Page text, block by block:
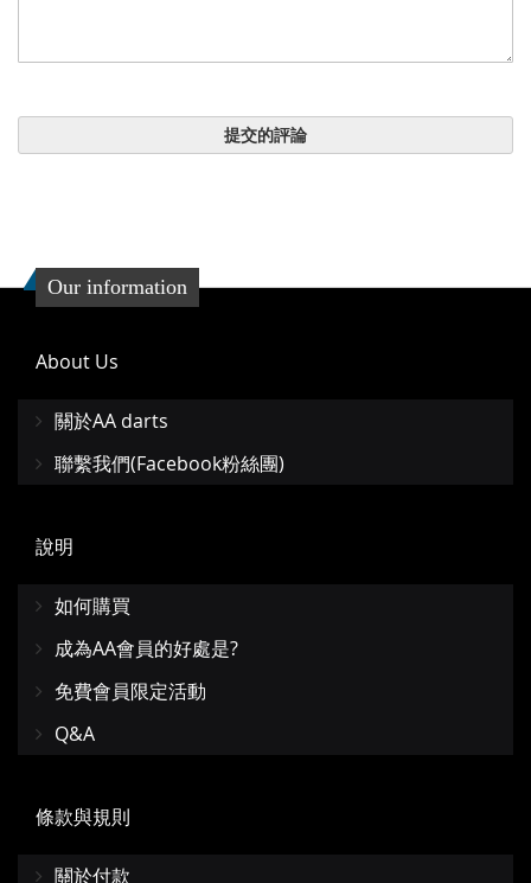
提交的評論
Our information
About Us
關於AA darts
聯繫我們(Facebook粉絲團)
說明
如何購買
成為AA會員的好處是?
免費會員限定活動
Q&A
條款與規則
關於付款